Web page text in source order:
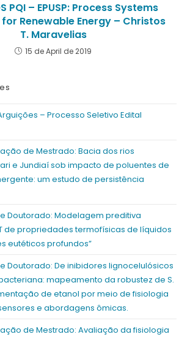
PQI – EPUSP: Process Systems
for Renewable Energy – Christos
T. Maravelias
15 de April de 2019
– Processo Seletivo Edital
de Mestrado: Bacia dos rios
e Jundiaí sob impacto de poluentes de
um estudo de persistência
Doutorado: Modelagem preditiva
de propriedades termofísicas de líquidos
eutéticos profundos”
Doutorado: De inibidores lignocelulósicos
mapeamento da robustez de S.
de etanol por meio de fisiologia
e abordagens ômicas.
de Mestrado: Avaliação da fisiologia